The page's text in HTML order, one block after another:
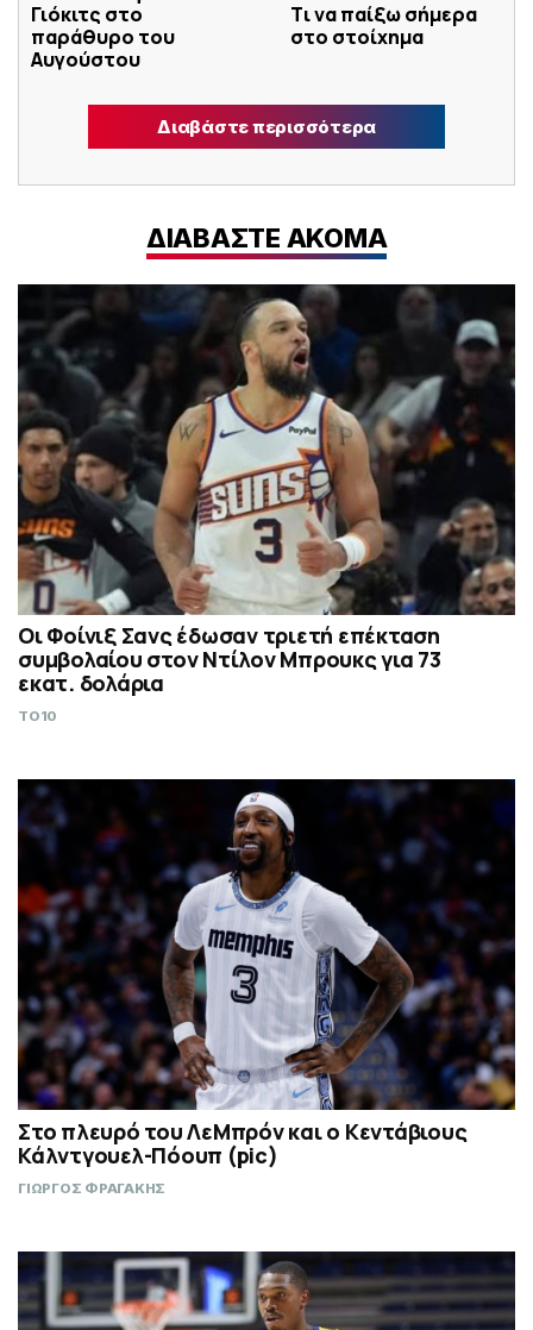
Γιόκιτς στο
παράθυρο του
Αυγούστου
Tι να παίξω σήμερα
στο στοίχημα
Διαβάστε περισσότερα
ΔΙΑΒΑΣΤΕ ΑΚΟΜΑ
Οι Φοίνιξ Σανς έδωσαν τριετή επέκταση
συμβολαίου στον Ντίλον Μπρουκς για 73
εκατ. δολάρια
TO10
Στο πλευρό του ΛεΜπρόν και ο Κεντάβιους
Κάλντγουελ-Πόουπ (pic)
ΓΙΩΡΓΟΣ ΦΡΑΓΑΚΗΣ